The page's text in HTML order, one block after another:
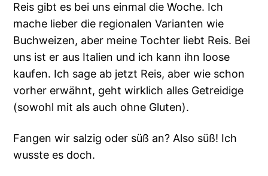
Reis gibt es bei uns einmal die Woche. Ich
mache lieber die regionalen Varianten wie
Buchweizen, aber meine Tochter liebt Reis. Bei
uns ist er aus Italien und ich kann ihn loose
kaufen. Ich sage ab jetzt Reis, aber wie schon
vorher erwähnt, geht wirklich alles Getreidige
(sowohl mit als auch ohne Gluten).
Fangen wir salzig oder süß an? Also süß! Ich
wusste es doch.